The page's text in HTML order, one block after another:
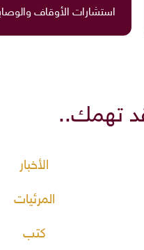
استشارات الأوقاف والوصايا
تهمك..
الأخبار
المرئيات
كتب